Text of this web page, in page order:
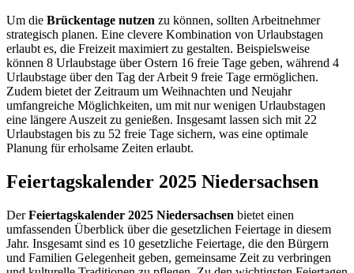
Um die Brückentage nutzen zu können, sollten Arbeitnehmer
strategisch planen. Eine clevere Kombination von Urlaubstagen
erlaubt es, die Freizeit maximiert zu gestalten. Beispielsweise
können 8 Urlaubstage über Ostern 16 freie Tage geben, während 4
Urlaubstage über den Tag der Arbeit 9 freie Tage ermöglichen.
Zudem bietet der Zeitraum um Weihnachten und Neujahr
umfangreiche Möglichkeiten, um mit nur wenigen Urlaubstagen
eine längere Auszeit zu genießen. Insgesamt lassen sich mit 22
Urlaubstagen bis zu 52 freie Tage sichern, was eine optimale
Planung für erholsame Zeiten erlaubt.
Feiertagskalender 2025 Niedersachsen
DerFeiertagskalender 2025 Niedersachsen bietet einen
umfassenden Überblick über die gesetzlichen Feiertage in diesem
Jahr. Insgesamt sind es 10 gesetzliche Feiertage, die den Bürgern
und Familien Gelegenheit geben, gemeinsame Zeit zu verbringen